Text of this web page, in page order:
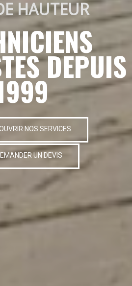
HAUTEUR
DEPUIS
NOS SERVICES
UN DEVIS